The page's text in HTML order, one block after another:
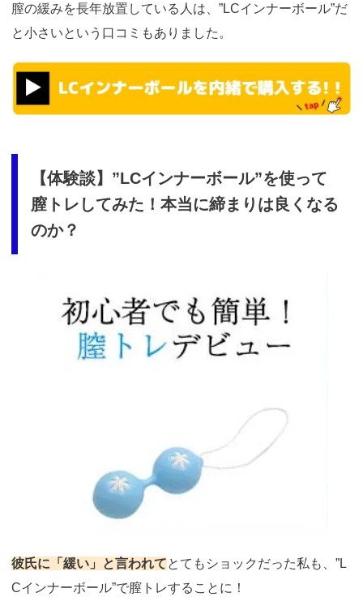
膣の緩みを長年放置している人は、”LCインナーボール”だ
と小さいという口コミもありました。
https://t.afi-
b.com/visit.php?
guid=ON&a=M8510o-
【体験談】”LCインナーボール”を使って
膣トレしてみた！本当に締まりは良くなる
のか？
彼氏に「緩い」と言われてとてもショックだった私も、”L
Cインナーボール”で膣トレすることに！